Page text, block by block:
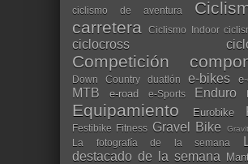
ciclismo de aventura
carretera
Ciclismo Indoor
ciclocross
Competición
Down Country duatlón e-bikes
MTB
e-road e-Sports Enduro
Equipamiento Eurobike
Festibike Fitness Gravel Bike
La fotografía de la semana
destacado de la semana